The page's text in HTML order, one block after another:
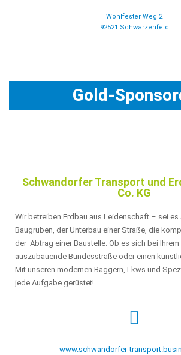
Wohlfester Weg 2
92521 Schwarzenfeld
Gold-
Schwandorfer Transport und
Co. KG
Wir betreiben Erdbau aus Leidenschaft – sei es
Baugruben, der Unterbau einer Straße, die
der Abtrag einer Baustelle. Ob es sich bei
auszubauende Bundesstraße oder einen
Mit unseren modernen Baggern, Lkws und
jede Aufgabe gerüstet!
www.schwandorfer-